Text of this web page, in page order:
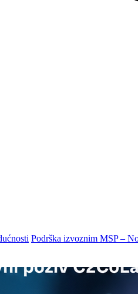
Podrška izvoznim MSP –